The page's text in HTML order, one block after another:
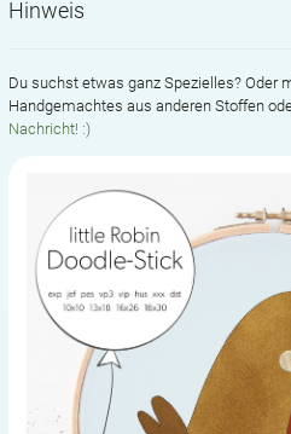
SCHNITTMUSTER
BABYLISTE
ÜBER UNS
KONTAKT
Hinweis
Du suchst etwas ganz Spezielles? Oder
Handgemachtes aus anderen Stoffen
Nachricht! :)